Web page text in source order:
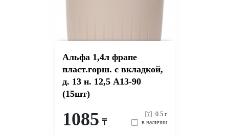
Альфа 1,4л фрапе
пласт.горш. с вкладкой,
д. 13 н. 12,5 А13-90
(15шт)
1085 ₸
0.5 г
в наличии